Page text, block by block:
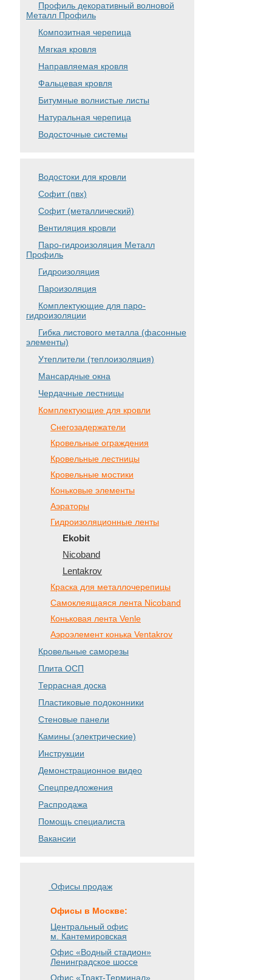
Профиль декоративный волновой
Металл Профиль
Композитная черепица
Мягкая кровля
Направляемая кровля
Фальцевая кровля
Битумные волнистые листы
Натуральная черепица
Водосточные системы
Водостоки для кровли
Софит (пвх)
Софит (металлический)
Вентиляция кровли
Паро-гидроизоляция Металл
Профиль
Гидроизоляция
Пароизоляция
Комплектующие для паро-
гидроизоляции
Гибка листового металла (фасонные
элементы)
Утеплители (теплоизоляция)
Мансардные окна
Чердачные лестницы
Комплектующие для кровли
Снегозадержатели
Кровельные ограждения
Кровельные лестницы
Кровельные мостики
Коньковые элементы
Аэраторы
Гидроизоляционные ленты
Ekobit
Nicoband
Lentakrov
Краска для металлочерепицы
Самоклеящаяся лента Nicoband
Коньковая лента Venle
Аэроэлемент конька Ventakrov
Кровельные саморезы
Плита ОСП
Террасная доска
Пластиковые подоконники
Стеновые панели
Камины (электрические)
Инструкции
Демонстрационное видео
Спецпредложения
Распродажа
Помощь специалиста
Вакансии
Офисы продаж
Офисы в Москве:
Центральный офис
м. Кантемировская
Офис «Водный стадион»
Ленинградское шоссе
Офис «Тракт-Терминал»